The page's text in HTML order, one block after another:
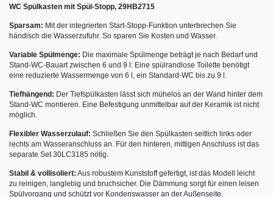
WC Spülkasten mit Spül-Stopp, 29HB2715
Sparsam: Mit der integrierten Start-Stopp-Funktion unterbrechen Sie
händisch die Wasserzufuhr. So sparen Sie Kosten und Wasser.
Variable Spülmenge: Die maximale Spülmenge beträgt je nach Bedarf und
Stand-WC-Bauart zwischen 6 und 9 l: Eine spülrandlose Toilette benötigt
eine reduzierte Wassermenge von 6 l, ein Standard-WC bis zu 9 l.
Tiefhängend: Der Tiefspülkasten lässt sich mühelos an der Wand hinter dem
Stand-WC montieren. Eine Befestigung unmittelbar auf der Keramik ist nicht
möglich.
Flexibler Wasserzulauf: Schließen Sie den Spülkasten seitlich links oder
rechts am Wasseranschluss an. Für den hinteren, mittigen Anschluss ist das
separate Set 30LC3185 nötig.
Stabil & vollisoliert: Aus robustem Kunststoff gefertigt, ist das Modell leicht
zu reinigen, langlebig und bruchsicher. Die Dämmung sorgt für einen leisen
Spülvorgang und schützt vor Kondenswasser an der Außenseite.